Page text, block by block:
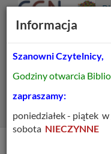
główne
główna
Informacja
Szanowni Czytelnicy,
Godziny otwarcia
zapraszamy:
poniedziałek - piątek
sobota NIECZYNNE